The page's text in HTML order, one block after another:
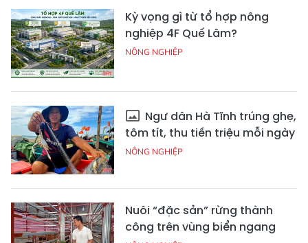
Kỳ vọng gì từ tổ hợp nông
nghiệp 4F Quế Lâm?
NÔNG NGHIỆP
Ngư dân Hà Tĩnh trúng ghẹ,
tôm tít, thu tiền triệu mỗi ngày
NÔNG NGHIỆP
Nuôi “đặc sản” rừng thành
công trên vùng biển ngang